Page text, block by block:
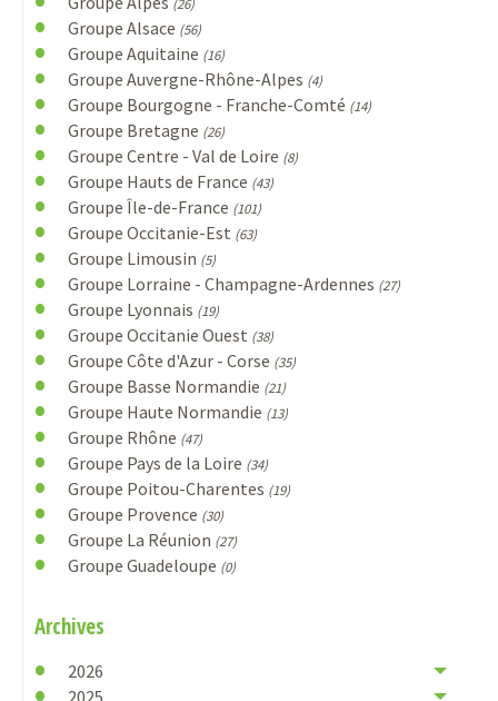
Groupe Alsace (56)
Groupe Aquitaine (16)
Groupe Auvergne-Rhône-Alpes (4)
Groupe Bourgogne - Franche-Comté (14)
Groupe Bretagne (26)
Groupe Centre - Val de Loire (8)
Groupe Hauts de France (43)
Groupe Île-de-France (101)
Groupe Occitanie-Est (63)
Groupe Limousin (5)
Groupe Lorraine - Champagne-Ardennes (27)
Groupe Lyonnais (19)
Groupe Occitanie Ouest (38)
Groupe Côte d'Azur - Corse (35)
Groupe Basse Normandie (21)
Groupe Haute Normandie (13)
Groupe Rhône (47)
Groupe Pays de la Loire (34)
Groupe Poitou-Charentes (19)
Groupe Provence (30)
Groupe La Réunion (27)
Groupe Guadeloupe (0)
Archives
2026
2025